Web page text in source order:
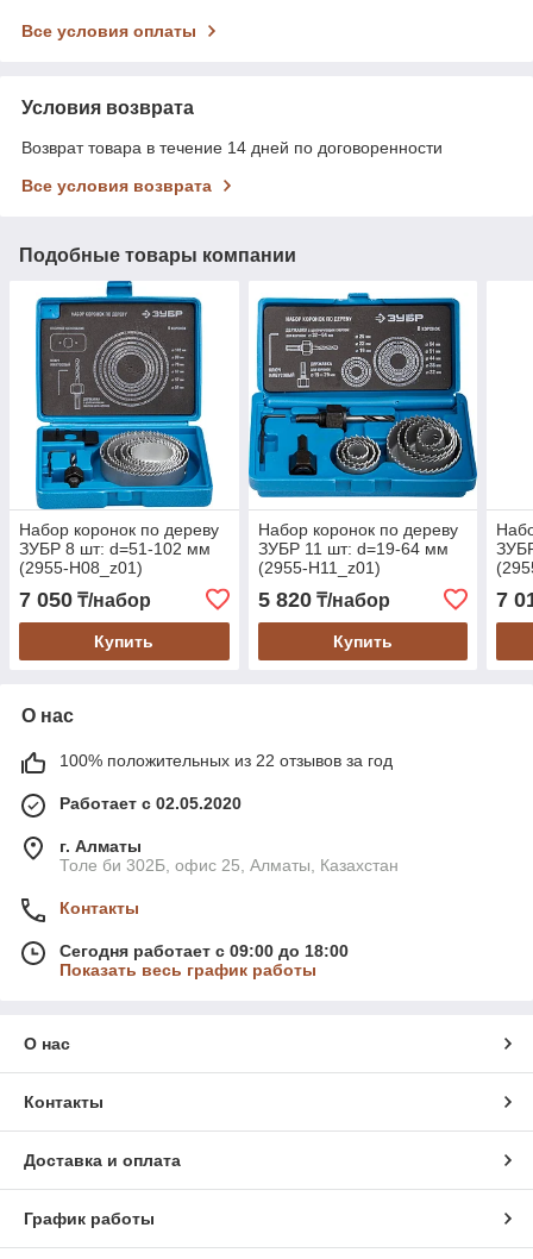
Все условия оплаты
Условия возврата
Возврат товара в течение 14 дней по договоренности
Все условия возврата
Подобные товары компании
Набор коронок по дереву
ЗУБР 8 шт: d=51-102 мм
(2955-H08_z01)
7 050 ₸/набор
Купить
Набор коронок по дереву
ЗУБР 11 шт: d=19-64 мм
(2955-H11_z01)
5 820₸/набор
Купить
7
О нас
100% положительных из 22 отзывов за год
Работает с 02.05.2020
г. Алматы
Толе би 302Б, офис 25, Алматы, Казахстан
Контакты
Сегодня работает с 09:00 до 18:00
Показать весь график работы
О нас
Контакты
Доставка и оплата
График работы